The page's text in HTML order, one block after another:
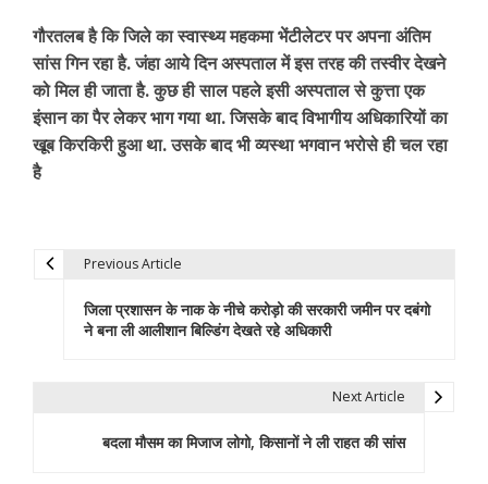
गौरतलब है कि जिले का स्वास्थ्य महकमा भेंटीलेटर पर अपना अंतिम
सांस गिन रहा है. जंहा आये दिन अस्पताल में इस तरह की तस्वीर देखने
को मिल ही जाता है. कुछ ही साल पहले इसी अस्पताल से कुत्ता एक
इंसान का पैर लेकर भाग गया था. जिसके बाद विभागीय अधिकारियों का
खूब किरकिरी हुआ था. उसके बाद भी व्यस्था भगवान भरोसे ही चल रहा
है
Previous Article
जिला प्रशासन के नाक के नीचे करोड़ो की सरकारी जमीन पर दबंगो
ने बना ली आलीशान बिल्डिंग देखते रहे अधिकारी
Next Article
बदला मौसम का मिजाज लोगो, किसानों ने ली राहत की सांस